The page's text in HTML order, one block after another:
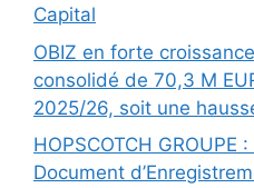
Capital
OBIZ en forte
consolidé de 70,3 M
2025/26, soit une
HOPSCOTCH GROUPE
Document